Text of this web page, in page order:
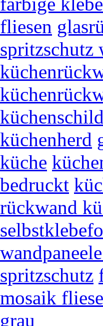
fliesen
spritzschutz
küchenherd
küche
bedruckt
rückwand
spritzschutz
mosaik
grau